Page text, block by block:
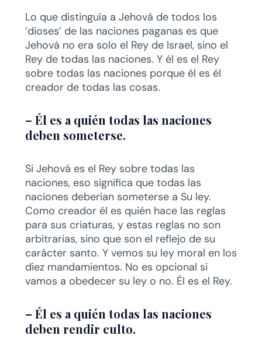
Lo que distinguía a Jehová de todos los
‘dioses’ de las naciones paganas es que
Jehová no era solo el Rey de Israel, sino el
Rey de todas las naciones. Y él es el Rey
sobre todas las naciones porque él es él
creador de todas las cosas.
– Él es a quién todas las naciones
deben someterse.
Si Jehová es el Rey sobre todas las
naciones, eso significa que todas las
naciones deberían someterse a Su ley.
Como creador él es quién hace las reglas
para sus criaturas, y estas reglas no son
arbitrarias, sino que son el reflejo de su
carácter santo. Y vemos su ley moral en los
diez mandamientos. No es opcional si
vamos a obedecer su ley o no. Él es el Rey.
– Él es a quién todas las naciones
deben rendir culto.